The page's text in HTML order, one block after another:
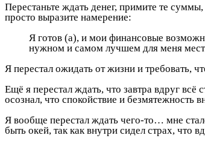
Перестаньте ждать денег, примите те
просто выразите намерение:
Я готов (а), и мои финансовые
нужном и самом лучшем для меня
Я перестал ожидать от жизни и требовать,
Ещё я перестал ждать, что завтра вдруг всё
осознал, что спокойствие и безмятежность
Я вообще перестал ждать чего-то… мне
быть окей, так как внутри сидел страх, что